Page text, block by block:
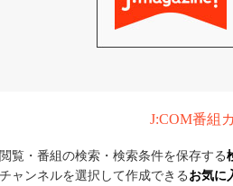
J:COM番組
覧・番組の検索・検索条件を保存する
ャンネルを選択して作成できる お気に